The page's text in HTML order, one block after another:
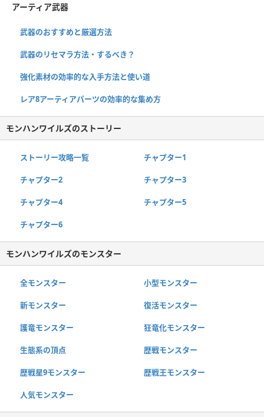
アーティア武器
武器のおすすめと厳選方法
武器のリセマラ方法・するべき？
強化素材の効率的な入手方法と使い道
レア8アーティアパーツの効率的な集め方
モンハンワイルズのストーリー
ストーリー攻略一覧 チャプター1
チャプター2 チャプター3
チャプター4 チャプター5
チャプター6
モンハンワイルズのモンスター
全モンスター 小型モンスター
新モンスター 復活モンスター
護竜モンスター 狂竜化モンスター
生態系の頂点 歴戦モンスター
歴戦星9モンスター 歴戦王モンスター
人気モンスター